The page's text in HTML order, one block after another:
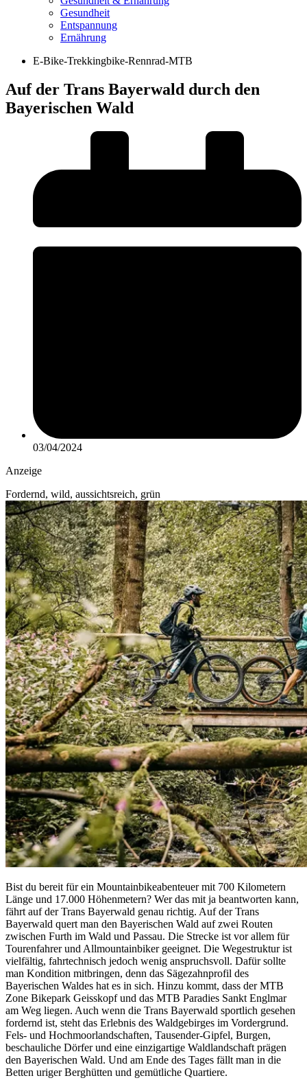
Gesundheit
Entspannung
Ernährung
E-Bike-Trekkingbike-Rennrad-MTB
Auf der Trans Bayerwald durch den
Bayerischen Wald
03/04/2024
Anzeige
Fordernd, wild, aussichtsreich, grün
Bist du bereit für ein Mountainbikeabenteuer mit 700 Kilometern
Länge und 17.000 Höhenmetern? Wer das mit ja beantworten kann,
fährt auf der Trans Bayerwald genau richtig. Auf der Trans
Bayerwald quert man den Bayerischen Wald auf zwei Routen
zwischen Furth im Wald und Passau. Die Strecke ist vor allem für
Tourenfahrer und Allmountainbiker geeignet. Die Wegestruktur ist
vielfältig, fahrtechnisch jedoch wenig anspruchsvoll. Dafür sollte
man Kondition mitbringen, denn das Sägezahnprofil des
Bayerischen Waldes hat es in sich. Hinzu kommt, dass der MTB
Zone Bikepark Geisskopf und das MTB Paradies Sankt Englmar
am Weg liegen. Auch wenn die Trans Bayerwald sportlich gesehen
fordernd ist, steht das Erlebnis des Waldgebirges im Vordergrund.
Fels- und Hochmoorlandschaften, Tausender-Gipfel, Burgen,
beschauliche Dörfer und eine einzigartige Waldlandschaft prägen
den Bayerischen Wald. Und am Ende des Tages fällt man in die
Betten uriger Berghütten und gemütliche Quartiere.